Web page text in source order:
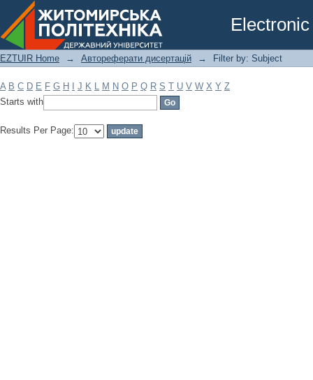
Filter by: Subject
EZTUIR Home → Автореферати дисертацій → Filter by: Subject
A B C D E F G H J K L M N O P Q R S T U V W X Y Z
Starts with
Results Per Page: